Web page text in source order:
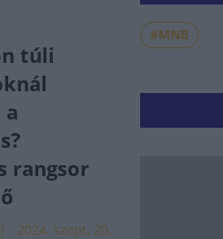
túli
a
rangsor
2024. szept. 20.
#MNB